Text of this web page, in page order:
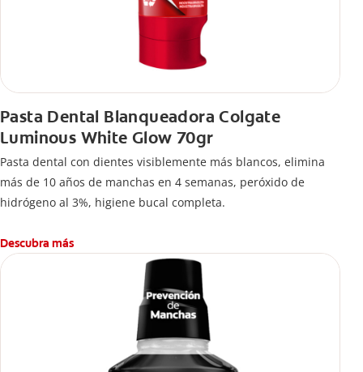
Pasta Dental Blanqueadora Colgate
Luminous White Glow 70gr
Pasta dental con dientes visiblemente más blancos, elimina
más de 10 años de manchas en 4 semanas, peróxido de
hidrógeno al 3%, higiene bucal completa.
Descubra más